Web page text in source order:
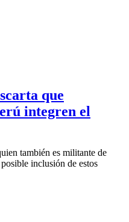
que
integren el
también es militante de
inclusión de estos